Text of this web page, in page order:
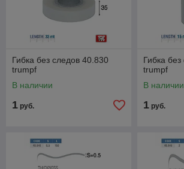
Гибка без следов 40.830
trumpf
В наличии
1 руб.
Гибка
trumpf
В наличии
1 руб.